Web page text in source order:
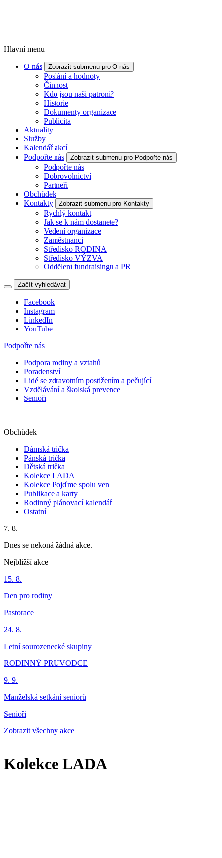
Hlavní menu
O nás Zobrazit submenu pro O nás
Poslání a hodnoty
Činnost
Kdo jsou naši patroni?
Historie
Dokumenty organizace
Publicita
Aktuality
Služby
Kalendář akcí
Podpořte nás
Zobrazit submenu pro Podpořte nás
Podpořte nás
Dobrovolnictví
Partneři
Obchůdek
Kontakty
Zobrazit submenu pro Kontakty
Rychlý kontakt
Jak se k nám dostanete?
Vedení organizace
Zaměstnanci
Středisko RODINA
Středisko VÝZVA
Oddělení fundraisingu a PR
Začít vyhledávat
Facebook
Instagram
LinkedIn
YouTube
Podpořte nás
Podpora rodiny a vztahů
Poradenství
Lidé se zdravotním postižením a pečující
Vzdělávání a školská prevence
Senioři
Obchůdek
Dámská trička
Pánská trička
Dětská trička
Kolekce LADA
Kolekce Pojďme spolu ven
Publikace a karty
Rodinný plánovací kalendář
Ostatní
7. 8.
Dnes se nekoná žádná akce.
Nejbližší akce
15. 8.
Den pro rodiny
Pastorace
24. 8.
Letní sourozenecké skupiny
RODINNÝ PRŮVODCE
9. 9.
Manželská setkání seniorů
Senioři
Zobrazit všechny akce
Kolekce LADA